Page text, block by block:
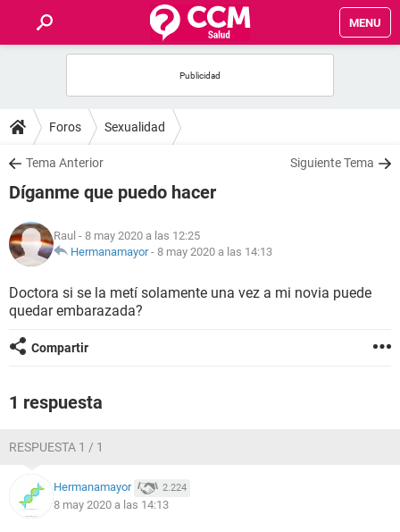
MENU
FOROS
SALUD
FAMILIA
NUTRICIÓN
BIENESTAR
SEXUALIDAD
Foros Sexualidad
Tema Anterior Siguiente Tema
Díganme que puedo hacer
Raul - 8 may 2020 a las 12:25
Hermanamayor- 8 may 2020 a las 14:13
Doctora si se la metí solamente una vez a mi novia puede
quedar embarazada?
Compartir
1 respuesta
RESPUESTA 1 / 1
Hermanamayor 2.224
8 may 2020 a las 14:13